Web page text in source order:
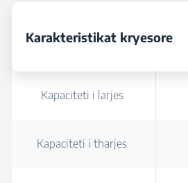
Karakteristikat kryesore
Kapaciteti i larjes
Kapaciteti i tharjes